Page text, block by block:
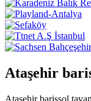
Ataşehir
Ataşehir barissol